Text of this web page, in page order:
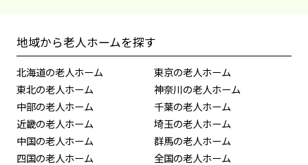
地域から老人ホームを探す
北海道の老人ホーム
東北の老人ホーム
中部の老人ホーム
近畿の老人ホーム
中国の老人ホーム
四国の老人ホーム
東京の老人ホーム
神奈川の老人ホーム
千葉の老人ホーム
埼玉の老人ホーム
群馬の老人ホーム
全国の老人ホーム